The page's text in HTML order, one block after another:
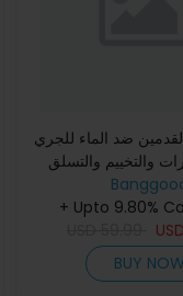
ضد الماء للجري
والتخييم والتسلق
الطلق
+ Upto 9.80%
USD
BUY NOW